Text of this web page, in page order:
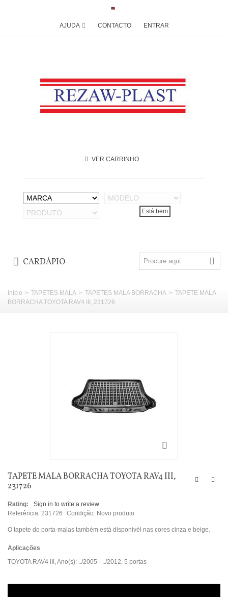
AJUDA CONTACTO ENTRAR
VER CARRINHO
CARDÁPIO
Inicio > TAPETES MALA > TAPETES MALA BORRACHA > TAPETE MALA
BORRACHA TOYOTA RAV4 III, 231726
TAPETE MALA BORRACHA TOYOTA RAV4 III,
231726
Rating:
Sign in to write a review
Referência: 231726 Condição: Novo produto
O tapete do porta-malas também está disponivél nas cores cinza e beige.
Aplicações
TOYOTA RAV4 III, Ano(s): ../2005 - ../2012, 5 portas